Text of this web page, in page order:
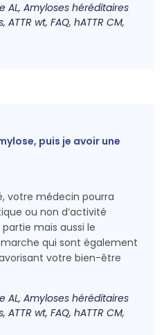
AL, Amyloses héréditaires
wt, FAQ, hATTR CM,
puis je avoir une
votre médecin pourra
ou non d’activité
mais aussi le
qui sont également
votre bien-être
AL, Amyloses héréditaires
wt, FAQ, hATTR CM,